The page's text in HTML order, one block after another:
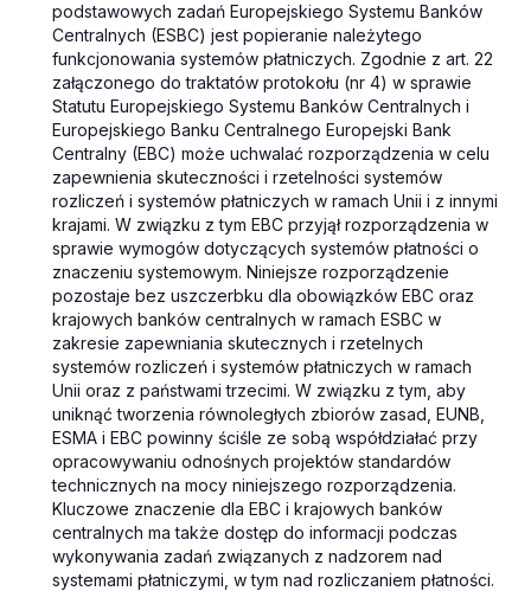
podstawowych zadań Europejskiego Systemu Banków
Centralnych (ESBC) jest popieranie należytego
funkcjonowania systemów płatniczych. Zgodnie z art. 22
załączonego do traktatów protokołu (nr 4) w sprawie
Statutu Europejskiego Systemu Banków Centralnych i
Europejskiego Banku Centralnego Europejski Bank
Centralny (EBC) może uchwalać rozporządzenia w celu
zapewnienia skuteczności i rzetelności systemów
rozliczeń i systemów płatniczych w ramach Unii i z innymi
krajami. W związku z tym EBC przyjął rozporządzenia w
sprawie wymogów dotyczących systemów płatności o
znaczeniu systemowym. Niniejsze rozporządzenie
pozostaje bez uszczerbku dla obowiązków EBC oraz
krajowych banków centralnych w ramach ESBC w
zakresie zapewniania skutecznych i rzetelnych
systemów rozliczeń i systemów płatniczych w ramach
Unii oraz z państwami trzecimi. W związku z tym, aby
uniknąć tworzenia równoległych zbiorów zasad, EUNB,
ESMA i EBC powinny ściśle ze sobą współdziałać przy
opracowywaniu odnośnych projektów standardów
technicznych na mocy niniejszego rozporządzenia.
Kluczowe znaczenie dla EBC i krajowych banków
centralnych ma także dostęp do informacji podczas
wykonywania zadań związanych z nadzorem nad
systemami płatniczymi, w tym nad rozliczaniem płatności.